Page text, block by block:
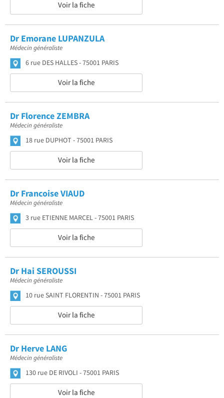
Voir la fiche
Dr Emorane LUPANZULA
Médecin généraliste
6 rue DES HALLES 75001 PARIS
Voir la fiche
Dr Florence ZEMBRA
Médecin généraliste
18 rue DUPHOT 75001 PARIS
Voir la fiche
Dr Francoise VIAUD
Médecin généraliste
3 rue ETIENNE MARCEL 75001 PARIS
Voir la fiche
Dr Hai SEROUSSI
Médecin généraliste
10 rue SAINT FLORENTIN 75001 PARIS
Voir la fiche
Dr Herve LANG
Médecin généraliste
130 rue DE RIVOLI 75001 PARIS
Voir la fiche